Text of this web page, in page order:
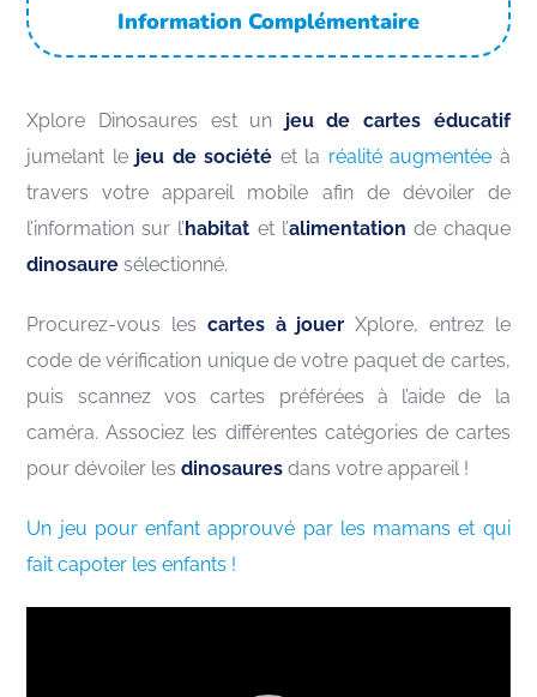
Information Complémentaire
Xplore Dinosaures est un jeu de cartes éducatif
jumelant lejeu de société et la réalité augmentée à
travers votre appareil mobile afin de dévoiler de
l’information sur l’habitat et l’alimentation de chaque
dinosaure sélectionné.
Procurez-vous les cartes à jouer Xplore, entrez le
code de vérification unique de votre paquet de cartes,
puis scannez vos cartes préférées à l’aide de la
caméra. Associez les différentes catégories de cartes
pour dévoiler lesdinosaures dans votre appareil !
Un jeu pour enfant approuvé par les mamans et qui
fait capoter les enfants !